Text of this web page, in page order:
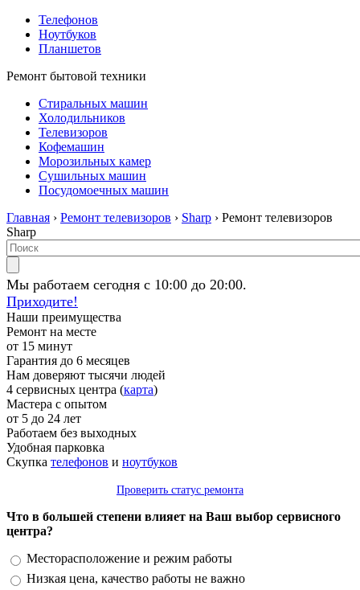
Телефонов
Ноутбуков
Планшетов
Ремонт бытовой техники
Стиральных машин
Холодильников
Телевизоров
Кофемашин
Морозильных камер
Сушильных машин
Посудомоечных машин
Главная › Ремонт телевизоров › Sharp › Ремонт телевизоров
Sharp
Мы работаем сегодня с 10:00 до 20:00.
Приходите!
Наши преимущества
Ремонт на месте
от 15 минут
Гарантия до 6 месяцев
Нам доверяют тысячи людей
4 сервисных центра (карта)
Мастера с опытом
от 5 до 24 лет
Работаем без выходных
Удобная парковка
Скупка телефонов и ноутбуков
Проверить статус ремонта
Что в большей степени влияет на Ваш выбор сервисного
центра?
Варианты
Месторасположение и режим работы
Низкая цена, качество работы не важно